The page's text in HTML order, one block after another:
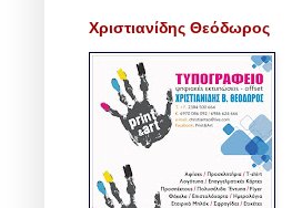
Χριστιανίδης Θεόδωρος